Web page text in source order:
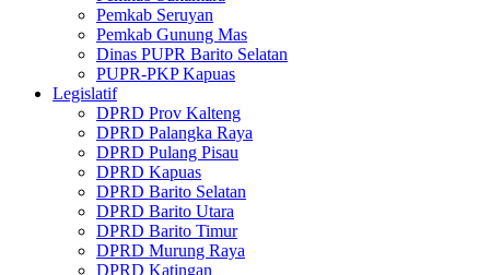
Pemkab Seruyan
Pemkab Gunung Mas
Dinas PUPR Barito Selatan
PUPR-PKP Kapuas
Legislatif
DPRD Prov Kalteng
DPRD Palangka Raya
DPRD Pulang Pisau
DPRD Kapuas
DPRD Barito Selatan
DPRD Barito Utara
DPRD Barito Timur
DPRD Murung Raya
DPRD Katingan